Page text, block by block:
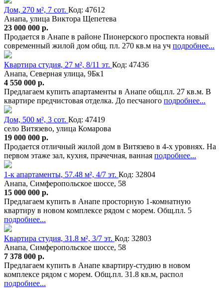
Дом, 270 м², 7 сот. Код: 47612
Анапа, улица Виктора Щепетева
23 000 000 р.
Продается в Анапе в районе Пионерского проспекта новый
современный жилой дом общ. пл. 270 кв.м на уч подробнее...
Квартира студия, 27 м², 8/11 эт. Код: 47436
Анапа, Северная улица, 9Бк1
4 550 000 р.
Предлагаем купить апартаменты в Анапе общ.пл. 27 кв.м. В
квартире предчистовая отделка. До песчаного подробнее...
Дом, 500 м², 3 сот. Код: 47419
село Витязево, улица Комарова
19 000 000 р.
Продается отличный жилой дом в Витязево в 4-х уровнях. На
первом этаже зал, кухня, прачечная, ванная подробнее...
1-к апартаменты, 57.48 м², 4/7 эт. Код: 32804
Анапа, Симферопольское шоссе, 58
15 000 000 р.
Предлагаем купить в Анапе просторную 1-комнатную
квартиру в новом комплексе рядом с морем. Общ.пл. 5
подробнее...
Квартира студия, 31.8 м², 3/7 эт. Код: 32803
Анапа, Симферопольское шоссе, 58
7 378 000 р.
Предлагаем купить в Анапе квартиру-студию в новом
комплексе рядом с морем. Общ.пл. 31.8 кв.м, распол
подробнее...